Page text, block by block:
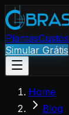
PlantasCustos
Simular Grátis
Home
Blog